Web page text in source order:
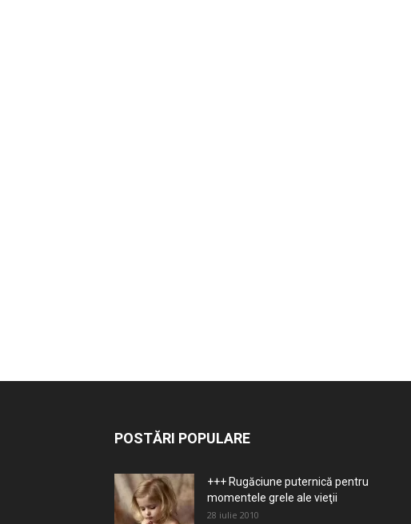
POSTĂRI POPULARE
+++ Rugăciune puternică pentru
momentele grele ale vieţii
28 iulie 2010